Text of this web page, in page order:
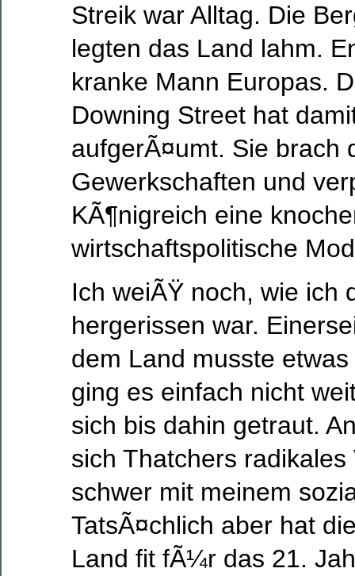
Streik war Alltag. Die
legten das Land lahm.
kranke Mann Europas.
Downing Street hat
aufgerÃ¤umt. Sie brach
Gewerkschaften und
KÃ¶nigreich eine
wirtschaftspolitische
Ich weiÃŸ noch, wie ich
hergerissen war.
dem Land musste
ging es einfach nicht
sich bis dahin getraut.
sich Thatchers
schwer mit meinem
TatsÃ¤chlich aber hat
Land fit fÃ¼r das 21.